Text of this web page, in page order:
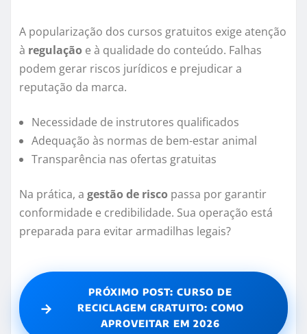
A popularização dos cursos gratuitos exige atenção
à regulação e à qualidade do conteúdo. Falhas
podem gerar riscos jurídicos e prejudicar a
reputação da marca.
Necessidade de instrutores qualificados
Adequação às normas de bem-estar animal
Transparência nas ofertas gratuitas
Na prática, a gestão de risco passa por garantir
conformidade e credibilidade. Sua operação está
preparada para evitar armadilhas legais?
→
PRÓXIMO POST: CURSO DE
RECICLAGEM GRATUITO: COMO
APROVEITAR EM 2026